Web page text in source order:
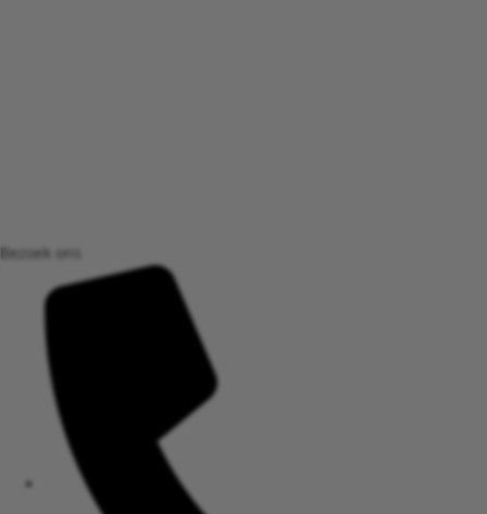
Bezoek ons